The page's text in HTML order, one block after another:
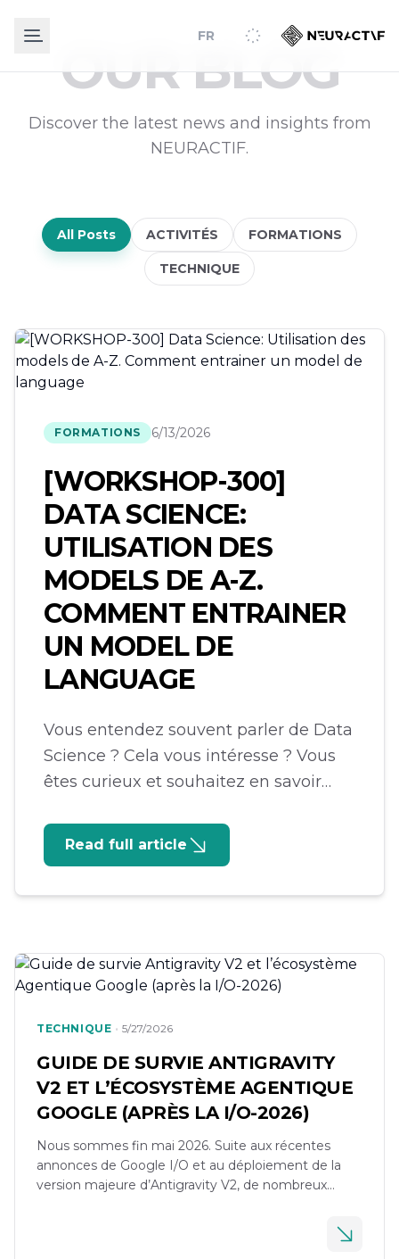
FR
OUR BLOG
Discover the latest news and insights from
NEURACTIF.
All Posts ACTIVITÉS FORMATIONS
TECHNIQUE
FORMATIONS 6/13/2026
[WORKSHOP-300]
DATA SCIENCE:
UTILISATION DES
MODELS DE A-Z.
COMMENT ENTRAINER
UN MODEL DE
LANGUAGE
Vous entendez souvent parler de Data
Science ? Cela vous intéresse ? Vous
êtes curieux et souhaitez en savoir
le monde de la technologie ? Eh bien,
Neuractif initiatives vous invite à un
cette […]
Read full article
TECHNIQUE • 5/27/2026
GUIDE DE SURVIE ANTIGRAVITY
V2 ET L’ÉCOSYSTÈME AGENTIQUE
GOOGLE (APRÈS LA I/O-2026)
Nous sommes fin mai 2026. Suite aux récentes
annonces de Google I/O et au déploiement de la
version majeure d’Antigravity V2, de nombreux
comportements erratiques : Token Budget saturé,